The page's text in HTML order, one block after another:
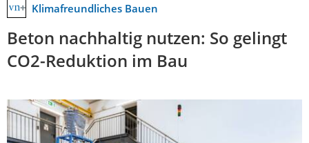
Klimafreundliches Bauen
Beton nachhaltig nutzen: So gelingt
CO2-Reduktion im Bau